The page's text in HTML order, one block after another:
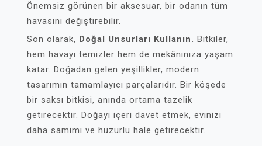
Önemsiz görünen bir aksesuar, bir odanın tüm
havasını değiştirebilir.
Son olarak, Doğal Unsurları Kullanın. Bitkiler,
hem havayı temizler hem de mekânınıza yaşam
katar. Doğadan gelen yeşillikler, modern
tasarımın tamamlayıcı parçalarıdır. Bir köşede
bir saksı bitkisi, anında ortama tazelik
getirecektir. Doğayı içeri davet etmek, evinizi
daha samimi ve huzurlu hale getirecektir.